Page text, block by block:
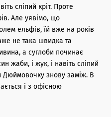
сліпий кріт. Проте
Але уявімо, що
ельфів, їй вже на років
не така швидка та
а суглоби починає
жаби, і жук, і навіть сліпий
Дюймовочку знову заміж. В
і з офісною